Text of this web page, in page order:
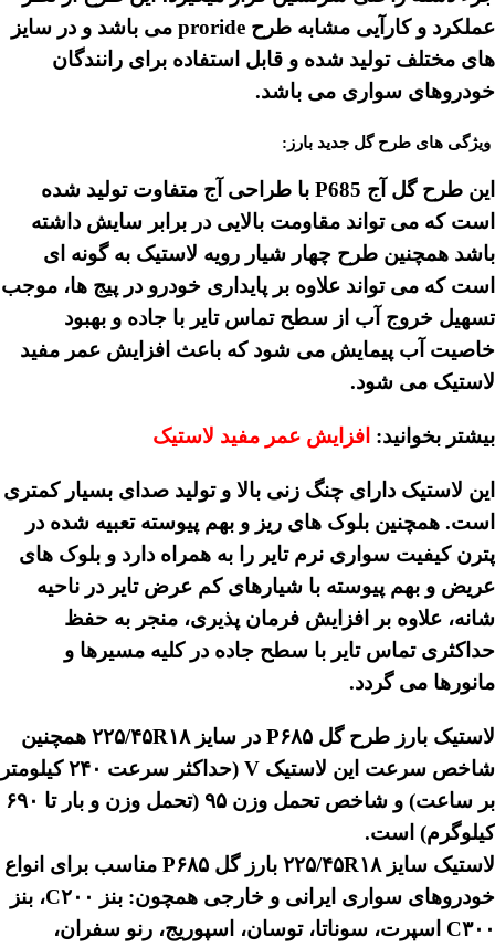
عملکرد و کارآیی مشابه طرح proride می باشد و در سایز
های مختلف تولید شده و قابل استفاده برای رانندگان
خودروهای سواری می باشد.
ویژگی های طرح گل جدید بارز:
این طرح گل آج P685 با طراحی آج متفاوت تولید شده
است که می تواند مقاومت بالایی در برابر سایش داشته
باشد همچنین طرح چهار شیار رویه لاستیک به گونه ای
است که می تواند علاوه بر پایداری خودرو در پیج ها، موجب
تسهیل خروج آب از سطح تماس تایر با جاده و بهبود
خاصیت آب پیمایش می شود که باعث افزایش عمر مفید
لاستیک می شود.
بیشتر بخوانید: افزایش عمر مفید لاستیک
این لاستیک دارای چنگ زنی بالا و تولید صدای بسیار کمتری
است. همچنین بلوک های ریز و بهم پیوسته تعبیه شده در
پترن کیفیت سواری نرم تایر را به همراه دارد و بلوک های
عریض و بهم پیوسته با شیارهای کم عرض تایر در ناحیه
شانه، علاوه بر افزایش فرمان پذیری، منجر به حفظ
حداکثری تماس تایر با سطح جاده در کلیه مسیرها و
مانورها می گردد.
لاستیک بارز طرح گل P۶۸۵ در سایز ۲۲۵/۴۵R۱۸ همچنین
شاخص سرعت این لاستیک V (حداکثر سرعت ۲۴۰ کیلومتر
بر ساعت) و شاخص تحمل وزن ۹۵ (تحمل وزن و بار تا ۶۹۰
کیلوگرم) است.
لاستیک سایز ۲۲۵/۴۵R۱۸ بارز گل P۶۸۵ مناسب برای انواع
خودروهای سواری ایرانی و خارجی همچون: بنز C۲۰۰، بنز
C۳۰۰ اسپرت، سوناتا، توسان، اسپوریج، رنو سفران،